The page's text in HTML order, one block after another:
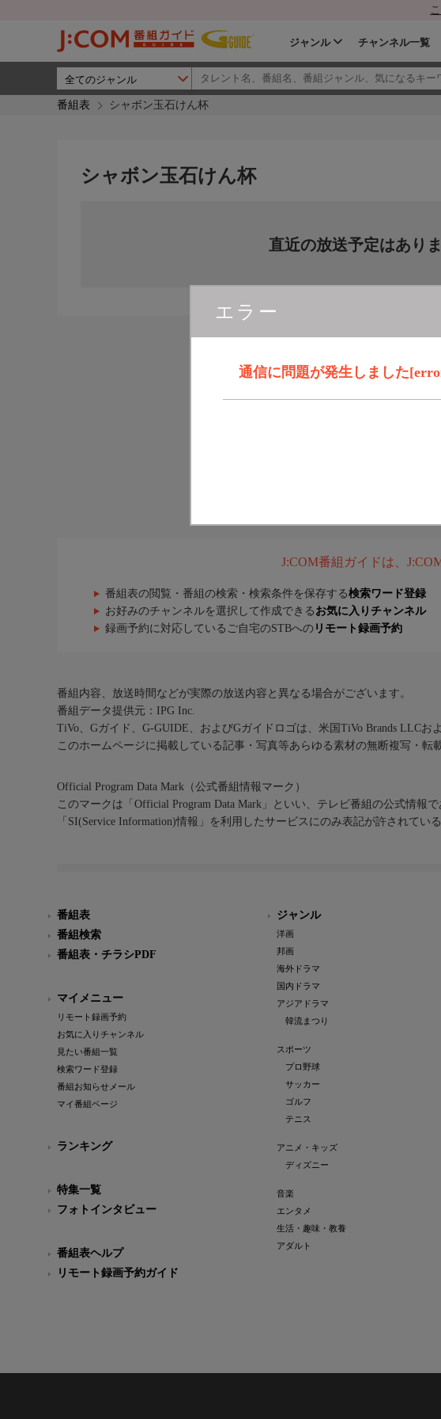
ジャンル チャンネル一覧
番組表 シャボン玉石けん杯
エラー
通信に問題が発生しました
シャボン玉石けん杯
直近の放送予定はあり
J:COM番組ガイドは、
番組表の閲覧・番組の検索・検索条件を保存する検索ワード登録
お好みのチャンネルを選択して作成できる お気に入りチャンネル
録画予約に対応しているご自宅のSTBへの リモート録画予約
番組内容、放送時間などが実際の放送内容と異なる場合がございます。
番組データ提供元：IPG Inc.
TiVo、Gガイド、G-GUIDE、およびGガイドロゴは、米国TiVo Brands LLC
このホームページに掲載している記事・写真等あらゆる素材の無断複写・転
Official Program Data Mark（公式番組情報マーク）
このマークは「Official Program Data Mark」といい、テレビ番組の公式情報で
「SI(Service Information)情報」を利用したサービスにのみ表記が許されてい
番組表
番組検索
番組表・チラシPDF
マイメニュー
リモート録画予約
お気に入りチャンネル
見たい番組一覧
検索ワード登録
番組お知らせメール
マイ番組ページ
ランキング
特集一覧
フォトインタビュー
番組表ヘルプ
リモート録画予約ガイド
ジャンル
洋画
邦画
海外ドラマ
国内ドラマ
アジアドラマ
韓流まつり
スポーツ
プロ野球
サッカー
ゴルフ
テニス
アニメ・キッズ
ディズニー
音楽
エンタメ
生活・趣味・教養
アダルト